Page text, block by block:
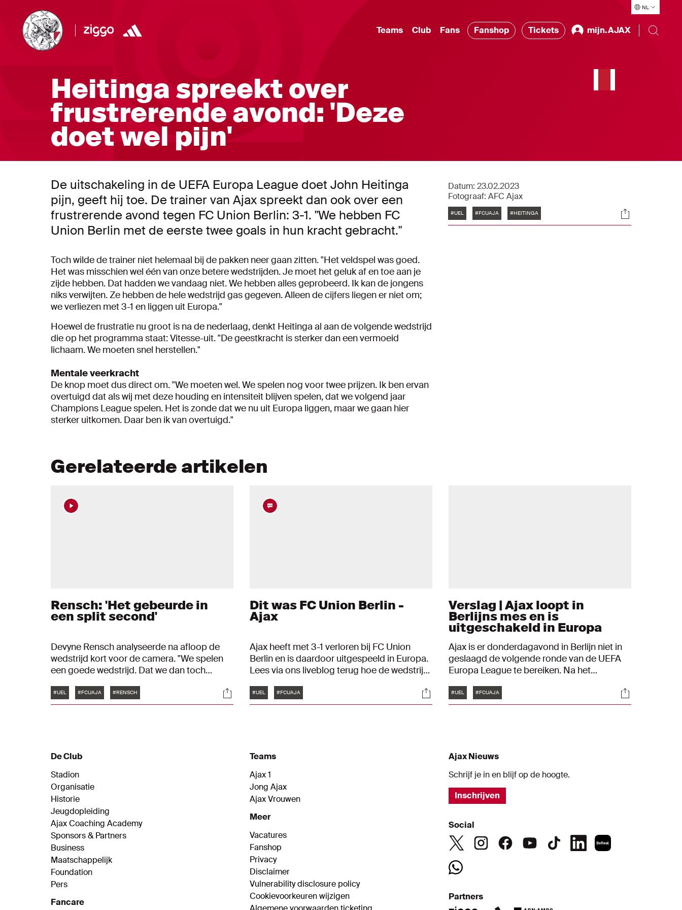
NL
Teams Club Fans Fanshop Tickets mijn.AJAX
Heitinga spreekt over
frustrerende avond: 'Deze
doet wel pijn'
De uitschakeling in de UEFA Europa League doet John Heitinga
pijn, geeft hij toe. De trainer van Ajax spreekt dan ook over een
frustrerende avond tegen FC Union Berlin: 3-1. "We hebben FC
Union Berlin met de eerste twee goals in hun kracht gebracht."
Datum: 23.02.2023
Fotograaf: AFC Ajax
Tags
#UEL #FCUAJA #HEITINGA Socials
Toch wilde de trainer niet helemaal bij de pakken neer gaan zitten. "Het veldspel was goed.
Het was misschien wel één van onze betere wedstrijden. Je moet het geluk af en toe aan je
zijde hebben. Dat hadden we vandaag niet. We hebben alles geprobeerd. Ik kan de jongens
niks verwijten. Ze hebben de hele wedstrijd gas gegeven. Alleen de cijfers liegen er niet om;
we verliezen met 3-1 en liggen uit Europa."
Hoewel de frustratie nu groot is na de nederlaag, denkt Heitinga al aan de volgende wedstrijd
die op het programma staat: Vitesse-uit. "De geestkracht is sterker dan een vermoeid
lichaam. We moeten snel herstellen."
Mentale veerkracht
De knop moet dus direct om. "We moeten wel. We spelen nog voor twee prijzen. Ik ben ervan
overtuigd dat als wij met deze houding en intensiteit blijven spelen, dat we volgend jaar
Champions League spelen. Het is zonde dat we nu uit Europa liggen, maar we gaan hier
sterker uitkomen. Daar ben ik van overtuigd."
Gerelateerde artikelen
Rensch: 'Het gebeurde in
een split second'
Devyne Rensch analyseerde na afloop de
wedstrijd kort voor de camera. "We spelen
een goede wedstrijd. Dat we dan toch
Tags
#UEL #FCUAJA #RENSCH Socials
Dit was FC Union Berlin -
Ajax
Ajax heeft met 3-1 verloren bij FC Union
Berlin en is daardoor uitgespeeld in Europa.
Lees via ons liveblog terug hoe de wedstrijd
Tags
#UEL #FCUAJA Socials
Verslag | Ajax loopt in
Berlijns mes en is
uitgeschakeld in Europa
Ajax is er donderdagavond in Berlijn niet in
geslaagd de volgende ronde van de UEFA
Europa League te bereiken. Na het
volgde een 3-1-nederlaag bij FC Union
Berlin.
Tags
#UEL #FCUAJA Socials
De Club
Stadion
Organisatie
Historie
Jeugdopleiding
Ajax Coaching Academy
Sponsors & Partners
Business
Maatschappelijk
Foundation
Pers
Fancare
Teams
Ajax 1
Jong Ajax
Ajax Vrouwen
Meer
Vacatures
Fanshop
Privacy
Disclaimer
Vulnerability disclosure policy
Cookievoorkeuren wijzigen
Ajax Nieuws
Schrijf je in en blijf op de hoogte.
Inschrijven
Social
Partners